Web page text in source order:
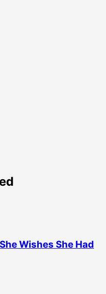
Wishes She Had